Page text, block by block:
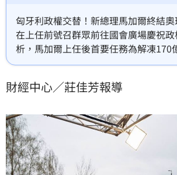
匈牙利政權交替！新總理馬加爾終結
在上任前號召群眾前往國會廣場慶祝
析，馬加爾上任後首要任務為解凍170
金，並修復與歐盟的關係。為了讓國
閣成員則大量起用領域專家，展現重振
財經中心／莊佳芳報導